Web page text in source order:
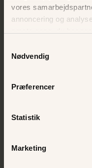
vores
annoncering og
Nødvendig
Præferencer
Statistik
Marketing
Jeepen og se den